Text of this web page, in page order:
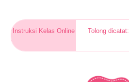
Instruksi Kelas Online Tolong dicatat: